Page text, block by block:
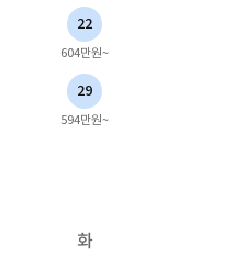
22
604만원~
29
594만원~
화